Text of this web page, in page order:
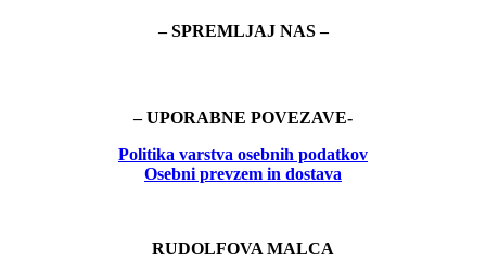
– SPREMLJAJ NAS –
– UPORABNE POVEZAVE-
Politika varstva osebnih podatkov
Osebni prevzem in dostava
RUDOLFOVA MALCA